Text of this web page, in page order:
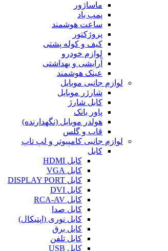
ماساژور
پمپ باد
ساعت هوشمند
پروژکتور
کیف و کوله پشتی
لوازم خودرو
آرایشی و بهداشتی
عینک هوشمند
لوازم جانبی موبایل
شارژر موبایل
کابل شارژ
پاور بانک
هولدر موبایل (نگهدارنده)
قاب و گلس
لوازم جانبی کامپیوتر و لپ تاپ
کابل
کابل HDMI
کابل VGA
کابل DISPLAY PORT
کابل DVI
کابل RCA-AV
کابل صدا
کابل نوری (اپتیکال)
کابل برق
کابل تلفن
کابل USB